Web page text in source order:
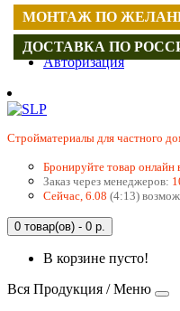
Регистрация
Авторизация
Cтройматериалы для частного
Бронируйте товар онлайн
Заказ через менеджеров:
Сейчас, 6.08 (4:13)
0 товар(ов) - 0 р.
В корзине пусто!
Вся Продукция / Меню
МОНТАЖ ПО
ДОСТАВКА ПО